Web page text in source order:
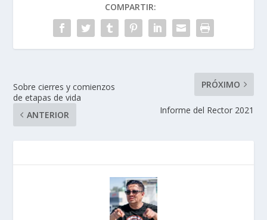
COMPARTIR:
Sobre cierres y comienzos
de etapas de vida
ANTERIOR
PRÓXIMO
Informe del Rector 2021